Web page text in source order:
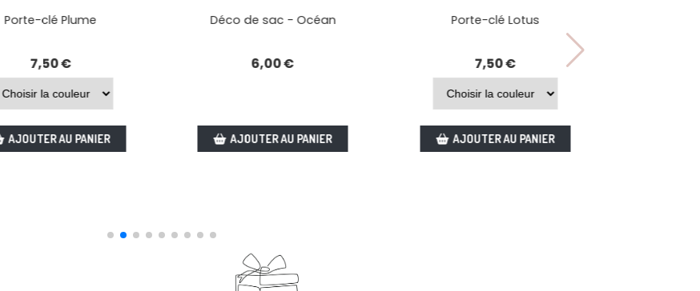
Déco de sac - Océan
AJOUTER AU PANIER AJOUTER AU PANIER
Porte-clé Boussole en liège